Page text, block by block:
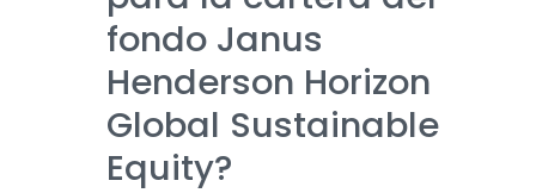
fondo Janus
Henderson Horizon
Global Sustainable
Equity?